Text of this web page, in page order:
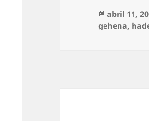
Publicado
el
abril 11,
gehena,